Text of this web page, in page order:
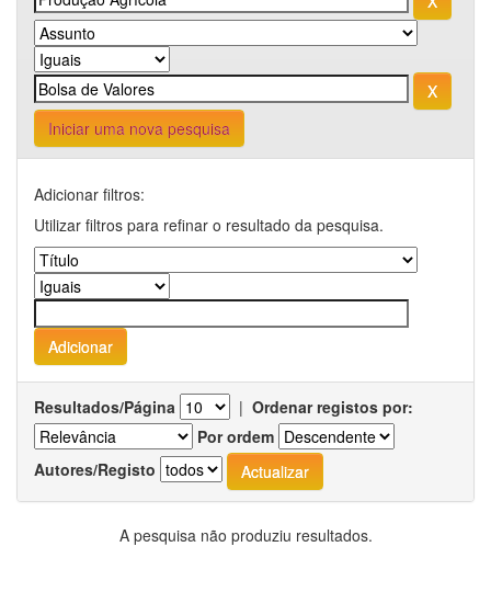
Iniciar uma nova pesquisa
Adicionar filtros:
Utilizar filtros para refinar o resultado da pesquisa.
Resultados/Página | Ordenar registos por:
Por ordem
Autores/Registo
A pesquisa não produziu resultados.